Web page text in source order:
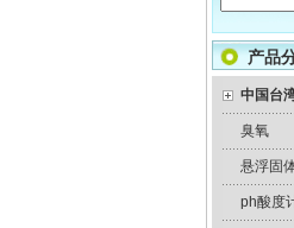
产品
中国台
臭氧
悬浮固
ph酸度
LMI米顿罗电磁隔膜泵加药